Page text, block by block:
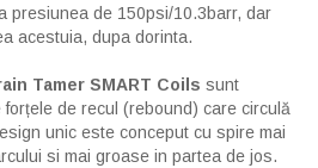
presiunea de 150psi/10.3barr, dar
acestuia, dupa dorinta.
Tamer SMART Coils sunt
de recul (rebound) care circulă
unic este conceput cu spire mai
si mai groase in partea de jos.